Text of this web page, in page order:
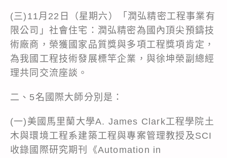
(三)11月22日（星期六）「潤弘精密工程事業有
限公司」社會住宅：潤弘精密為國內頂尖預鑄技
術廠商，榮獲國家品質獎與多項工程獎項肯定，
為我國工程技術發展標竿企業，與徐坤榮副總經
理共同交流座談。
二、5名國際大師分別是：
(一)美國馬里蘭大學A. James Clark工程學院土
木與環境工程系建築工程與專案管理教授及SCI
收錄國際研究期刊《Automation in